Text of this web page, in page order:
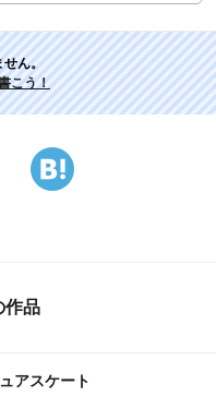
せん。
こう！
作品
アスケート